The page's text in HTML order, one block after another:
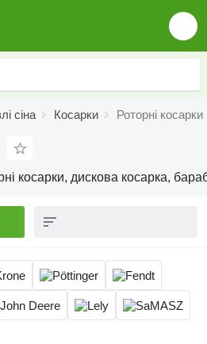
сіна Косарки Роторні косарки
косарки, дискова косарка,